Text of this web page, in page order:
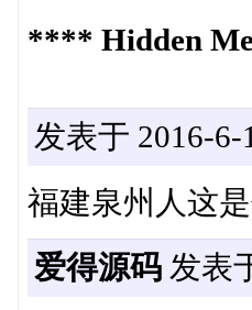
**** Hidden
发表于 2016-6-
福建泉州人这
爱得源码发表